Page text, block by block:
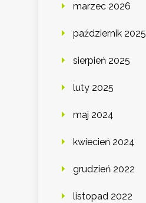
marzec 2026
październik 2025
sierpień 2025
luty 2025
maj 2024
kwiecień 2024
grudzień 2022
listopad 2022